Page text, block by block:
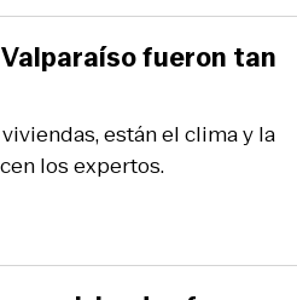
están el clima y la
los expertos.
fueron tan